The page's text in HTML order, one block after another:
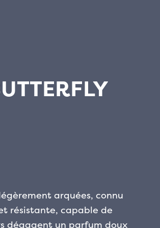
arquées, connu
résistante, capable de
dégagent un parfum doux